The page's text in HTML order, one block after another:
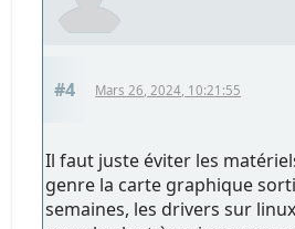
#4 Mars 26, 2024, 10:21:55
Il faut juste éviter les
genre la carte graphique
semaines, les drivers sur